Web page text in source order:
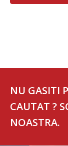
fost:386 lei.
NU GASITI
CAUTAT ?
NOASTRA.